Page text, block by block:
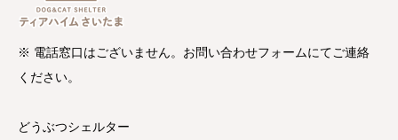
※ 電話窓口はございません。お問い合わせフォームにてご連絡
ください。
どうぶつシェルター